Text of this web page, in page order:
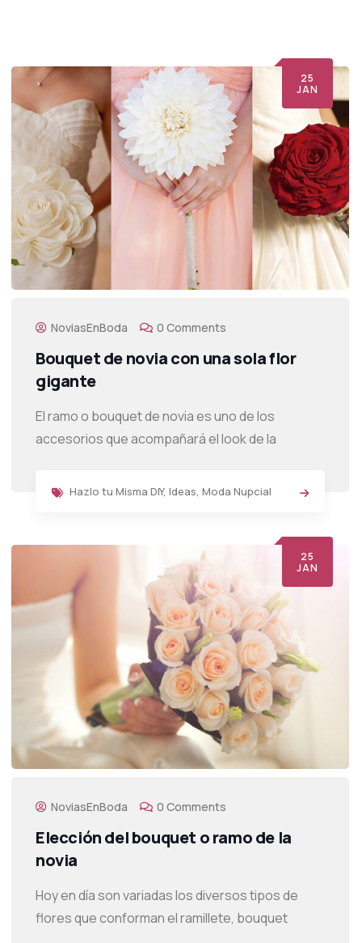
25
JAN
NoviasEnBoda 0 Comments
Bouquet de novia con una sola flor
gigante
El ramo o bouquet de novia es uno de los
accesorios que acompañará el look de la
Hazlo tu Misma DIY, Ideas, Moda Nupcial
25
JAN
NoviasEnBoda 0 Comments
Elección del bouquet o ramo de la
novia
Hoy en día son variadas los diversos tipos de
flores que conforman el ramillete, bouquet